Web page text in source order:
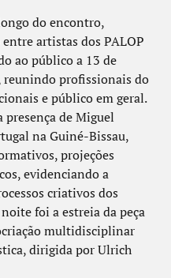
do encontro,
artistas dos PALOP
ao público a 13 de
reunindo profissionais do
e público em geral.
de Miguel
na Guiné-Bissau,
projeções
evidenciando a
criativos dos
foi a estreia da peça
multidisciplinar
dirigida por Ulrich